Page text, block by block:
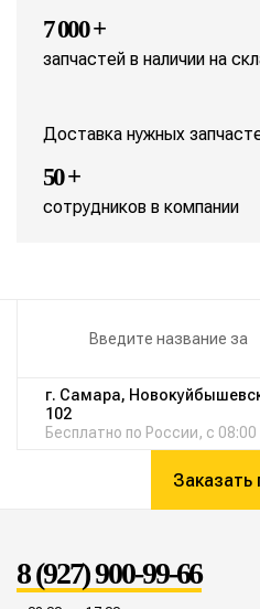
7 000 +
запчастей в наличии на
Доставка нужных
50 +
сотрудников в компании
г. Самара,
102
Бесплатно по России, с
Заказать
8 (927) 900-99-66